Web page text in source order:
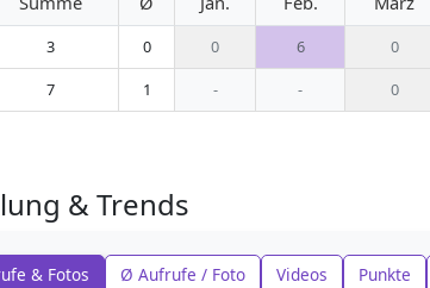
3 0 0 6 0
7 1 - - 0
& Trends
& Fotos Ø Aufrufe / Foto Videos Punkte